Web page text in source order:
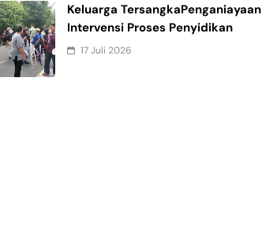
Keluarga TersangkaPenganiayaan
Intervensi Proses Penyidikan
17 Juli 2026